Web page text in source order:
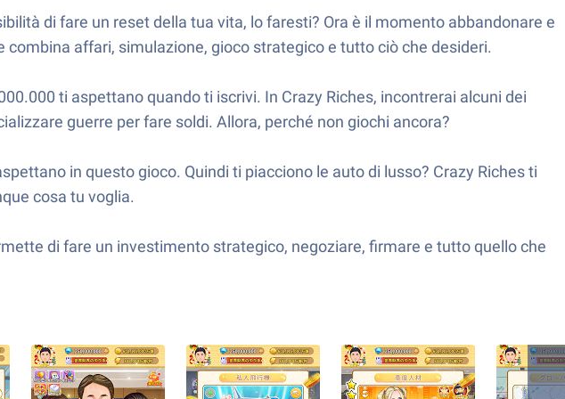
di fare un reset della tua vita, lo faresti? Ora è il momento abbandonare e
affari, simulazione, gioco strategico e tutto ciò che desideri.
ti aspettano quando ti iscrivi. In Crazy Riches, incontrerai alcuni dei
guerre per fare soldi. Allora, perché non giochi ancora?
in questo gioco. Quindi ti piacciono le auto di lusso? Crazy Riches ti
cosa tu voglia.
di fare un investimento strategico, negoziare, firmare e tutto quello che